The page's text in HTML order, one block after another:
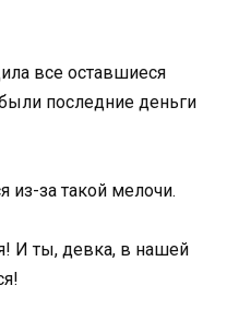
все оставшиеся
последние деньги
из-за такой мелочи.
И ты, девка, в нашей